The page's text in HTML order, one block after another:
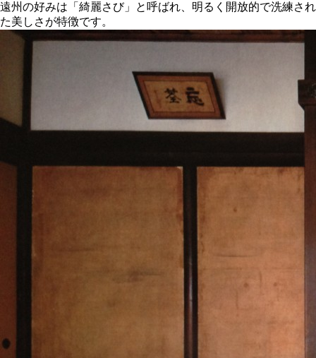
遠州の好みは「綺麗さび」と呼ばれ、明るく開放的で洗練され
た美しさが特徴です。